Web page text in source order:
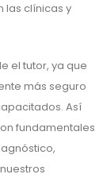
las clínicas y
el tutor, ya que
más seguro
Así
fundamentales